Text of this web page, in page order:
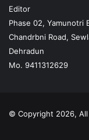
Editor
Phase 02, Yamunotri
Chandrbni Road,
Dehradun
Mo. 9411312629
© Copyright 2026,